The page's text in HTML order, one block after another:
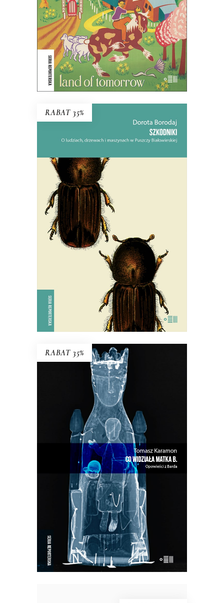
E-BOOK DO KOSZYKA
KSIĄŻKA DO KOSZYKA
RABAT 35%
E-BOOK DO KOSZYKA
SZKODNIKI
Walka toczyła się nie tylko w lesie,
ale i w głowach ludzi.
59.90zł 38.94
KSIĄŻKA DO KOSZYKA
RABAT 35%
E-BOOK DO KOSZYKA
CO WIDZIAŁA MATKA B.
W Bardzie przeszłość i teraźniejszość
przeplatają się w niekończącym się
cyklu…
51.00zł 33.15zł
KSIĄŻKA DO KOSZYKA